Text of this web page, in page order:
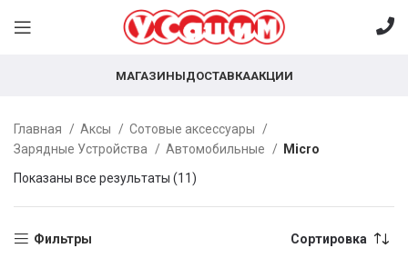
МАГАЗИНЫДОСТАВКААКЦИИ
Главная Аксы
Сотовые аксессуары
Зарядные Устройства
Автомобильные
Micro
Показаны все результаты (11)
Фильтры Сортировка